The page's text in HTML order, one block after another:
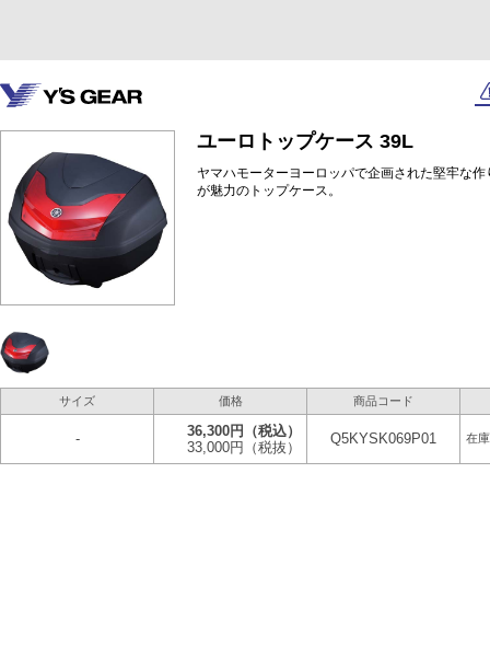
ユーロトップケース 39L
ヤマハモーターヨーロッパで企画された堅牢な
が魅力のトップケース。
サイズ 価格 商品コード
- 36,300円
（税込）
33,000円
（税抜）
Q5KYSK069P01 在